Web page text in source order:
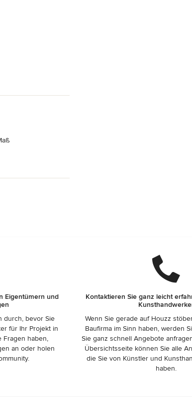
Eigentümern und
durch, bevor Sie
für Ihr Projekt in
Fragen haben,
an oder holen
Kontaktieren Sie ganz leicht
Wenn Sie gerade auf Houzz
Baufirma im Sinn haben, werden
Sie ganz schnell Angebote
Übersichtsseite können Sie alle
die Sie von Künstler und
haben.